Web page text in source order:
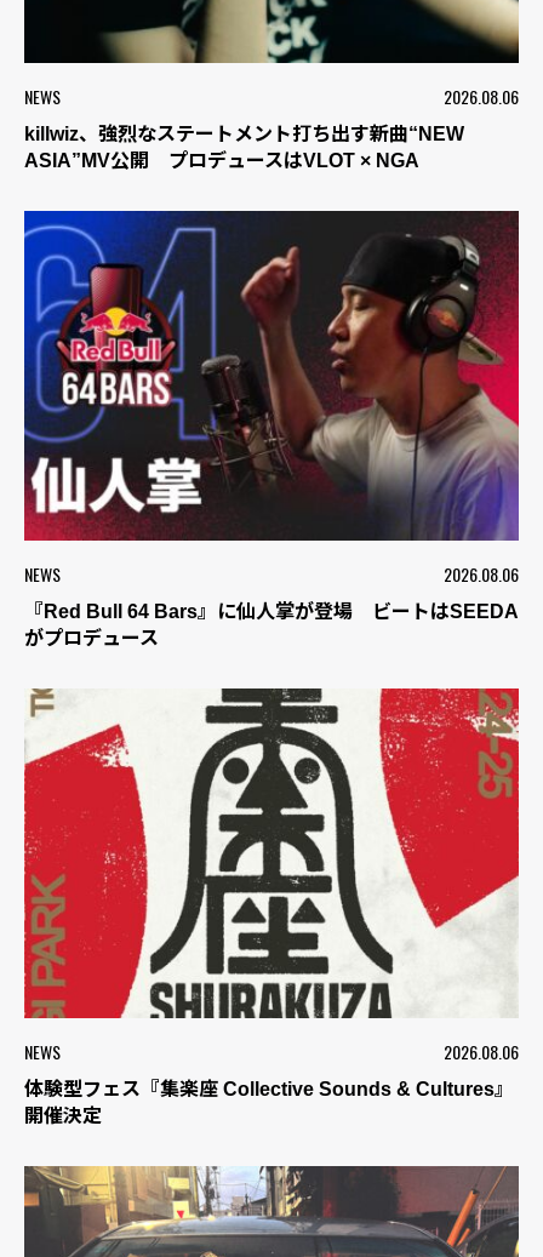
NEWS 2026.08.06
killwiz、強烈なステートメント打ち出す新曲“NEW
ASIA”MV公開 プロデュースはVLOT × NGA
NEWS 2026.08.06
『Red Bull 64 Bars』に仙人掌が登場 ビートはSEEDA
がプロデュース
NEWS 2026.08.06
体験型フェス『集楽座 Collective Sounds & Cultures』
開催決定